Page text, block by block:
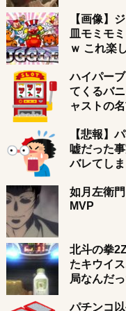
【画像】
皿モミモ
ｗ これ楽
ハイパー
てくるバ
ャストの
【悲報】
嘘だった
バレてし
如月左衛
MVP
北斗の拳
たキウイ
局なんだ
パチンコ